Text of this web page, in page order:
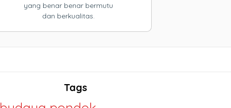
yang benar benar bermutu
dan berkualitas.
Tags